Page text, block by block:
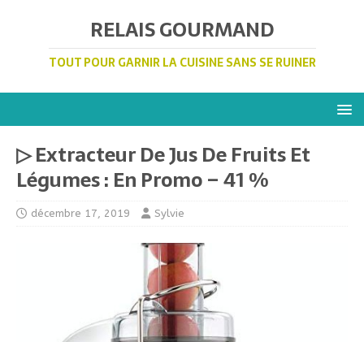
RELAIS GOURMAND
TOUT POUR GARNIR LA CUISINE SANS SE RUINER
▷ Extracteur De Jus De Fruits Et
Légumes : En Promo – 41 %
décembre 17, 2019 Sylvie